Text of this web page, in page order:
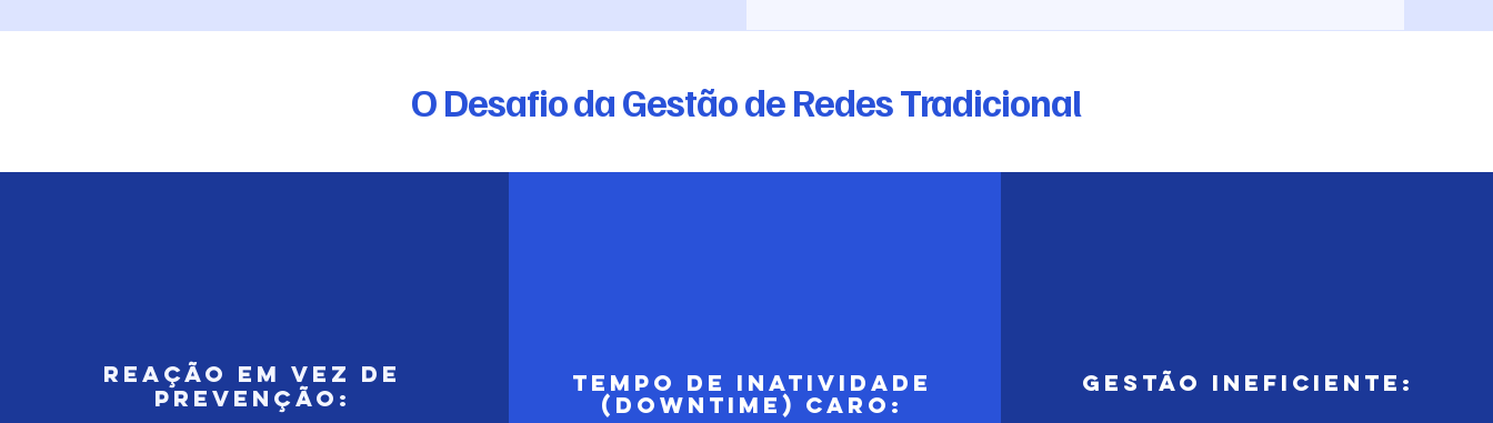
O Desafio da Gestão de Redes Tradicional
Reação em vez de
Prevenção:
Tempo de Inatividade
(Downtime) Caro:
Gestão Ineficiente: